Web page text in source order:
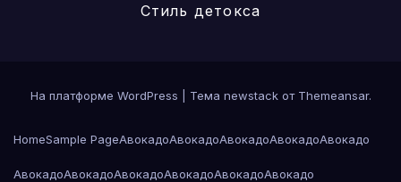
Стиль детокса
На платформе WordPress Тема newstack от Themeansar.
HomeSample PageАвокадоАвокадоАвокадоАвокадоАвокадо
АвокадоАвокадоАвокадоАвокадоАвокадоАвокадо